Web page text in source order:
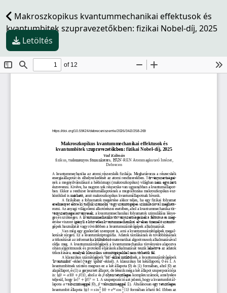
Makroszkopikus kvantummechanikai effektusok és
kvantumbitek szupravezetőkben: fizikai Nobel-díj, 2025
Letöltés